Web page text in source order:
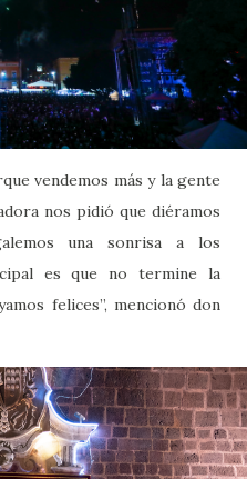
vendemos más y la gente
nos pidió que diéramos
una sonrisa a los
es que no termine la
felices”, mencionó don